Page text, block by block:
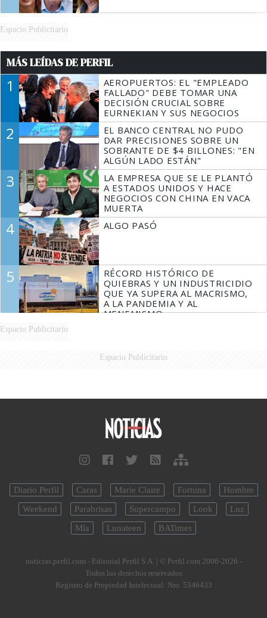
Espacio Publicitario
MÁS LEÍDAS DE PERFIL
1
AEROPUERTOS: EL "EMPLEADO
FALLADO" DEBE TOMAR UNA
DECISIÓN CRUCIAL SOBRE
EURNEKIAN Y SUS NEGOCIOS
2
EL BANCO CENTRAL NO PUDO
DAR PRECISIONES SOBRE UN
SOBRANTE DE $4 BILLONES: "EN
ALGÚN LADO ESTÁN"
3
LA EMPRESA QUE SE LE PLANTÓ
A ESTADOS UNIDOS Y HACE
NEGOCIOS CON CHINA EN VACA
MUERTA
4 ALGO PASÓ
5
RÉCORD HISTÓRICO DE
QUIEBRAS Y UN INDUSTRICIDIO
QUE YA SUPERA AL MACRISMO,
A LA PANDEMIA Y AL
MENEMISMO
Espacio Publicitario
Espacio Publicitario
Diario Perfil Caras Marie Claire Fortuna
Hombre
Weekend
Parabrisas Supercampo Look
Luz
Mía
Lunateen BATimes
noticias.perfil.com - Editorial Perfil S.A. | © Perfil.com 2006-2026 -
Todos los derechos reservados
Registro de Propiedad Intelectual: Nro. 5346433